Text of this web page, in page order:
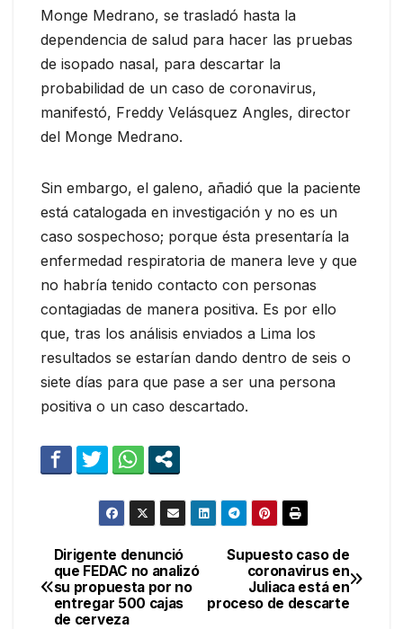
Monge Medrano, se trasladó hasta la
dependencia de salud para hacer las pruebas
de isopado nasal, para descartar la
probabilidad de un caso de coronavirus,
manifestó, Freddy Velásquez Angles, director
del Monge Medrano.
Sin embargo, el galeno, añadió que la paciente
está catalogada en investigación y no es un
caso sospechoso; porque ésta presentaría la
enfermedad respiratoria de manera leve y que
no habría tenido contacto con personas
contagiadas de manera positiva. Es por ello
que, tras los análisis enviados a Lima los
resultados se estarían dando dentro de seis o
siete días para que pase a ser una persona
positiva o un caso descartado.
Navegación
de
Supuesto caso de
coronavirus en
Juliaca está en
proceso de descarte
Dirigente denunció
que FEDAC no analizó
su propuesta por no
entregar 500 cajas
de cerveza